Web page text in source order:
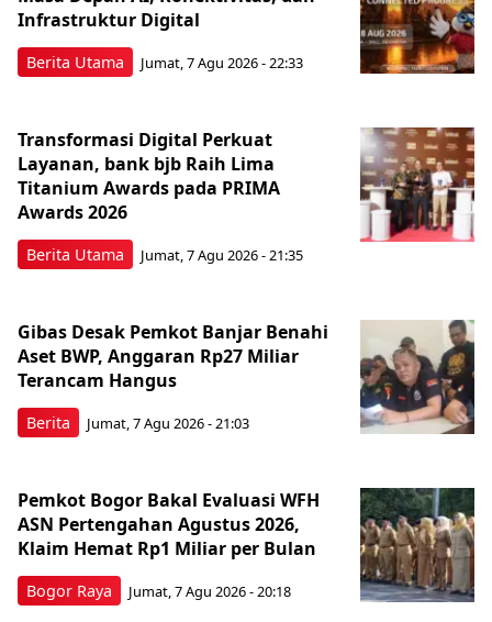
Berita Utama
Infrastruktur Digital
Jumat, 7 Agu 2026 - 22:33
Berita Utama
Transformasi Digital Perkuat
Layanan, bank bjb Raih Lima
Titanium Awards pada PRIMA
Awards 2026
Jumat, 7 Agu 2026 - 21:35
Berita
Gibas Desak Pemkot Banjar Benahi
Aset BWP, Anggaran Rp27 Miliar
Terancam Hangus
Jumat, 7 Agu 2026 - 21:03
Bogor Raya
Pemkot Bogor Bakal Evaluasi WFH
ASN Pertengahan Agustus 2026,
Klaim Hemat Rp1 Miliar per Bulan
Jumat, 7 Agu 2026 - 20:18